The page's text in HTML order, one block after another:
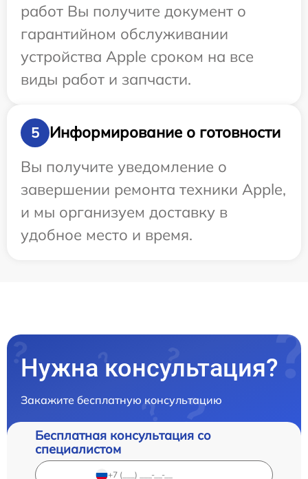
работ Вы получите документ о
гарантийном обслуживании
устройства Apple сроком на все
виды работ и запчасти.
5
Информирование о готовности
Вы получите уведомление о
завершении ремонта техники Apple,
и мы организуем доставку в
удобное место и время.
Нужна консультация?
Закажите бесплатную консультацию
Бесплатная консультация со
специалистом